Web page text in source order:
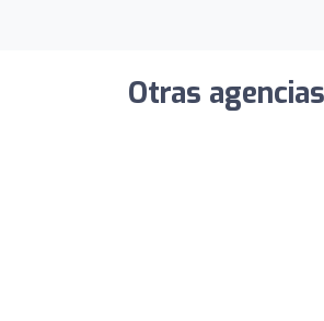
Otras